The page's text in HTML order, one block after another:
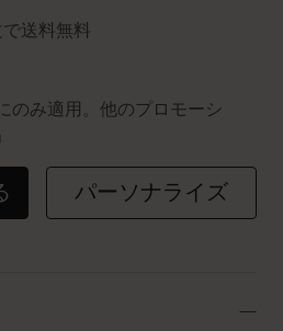
送料無料
のみ適用。他のプロモーシ
パーソナライズ